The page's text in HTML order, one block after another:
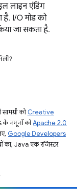
लाइन एंडिंग
है. I/O मोड को
जा सकता है.
कोCreative
नमूनों कोApache 2.0
Google Developers
Java एक रजिस्टर